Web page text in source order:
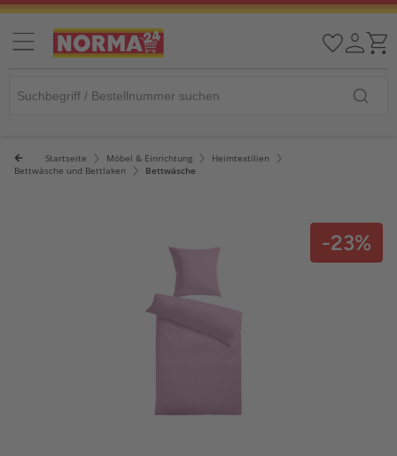
Startseite Möbel & Einrichtung
Heimtextilien
Bettwäsche und Bettlaken
Bettwäsche
-23%